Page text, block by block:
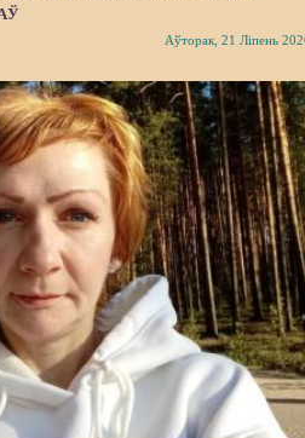
Аўторак, 21 Ліпень